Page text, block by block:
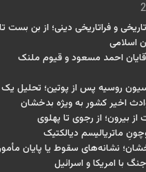
و فراتاریخی دینی؛ از بن بست
اسلامی
احمد مسعود و قیوم ملنک
روسیه پس از پوتین؛ تحلیل
اخیر کشور به ویژه بدخشان
از بیرون؛ از رجوی تا پهلوی
ماتریالیسم دیالکتیک
نشانه‌های سقوط یا پایان
با امریکا و اسرائیل